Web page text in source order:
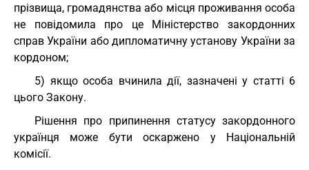
прізвища, громадянства або місця проживання особа
не повідомила про це Міністерство закордонних
справ України або дипломатичну установу України за
кордоном;
5) якщо особа вчинила дії, зазначені у статті 6
цього Закону.
Рішення про припинення статусу закордонного
українця може бути оскаржено у Національній
комісії.